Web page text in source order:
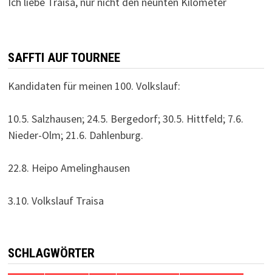
SAFFTI AUF TOURNEE
Kandidaten für meinen 100. Volkslauf:
10.5. Salzhausen; 24.5. Bergedorf; 30.5. Hittfeld; 7.6.
Nieder-Olm; 21.6. Dahlenburg.
22.8. Heipo Amelinghausen
3.10. Volkslauf Traisa
SCHLAGWÖRTER